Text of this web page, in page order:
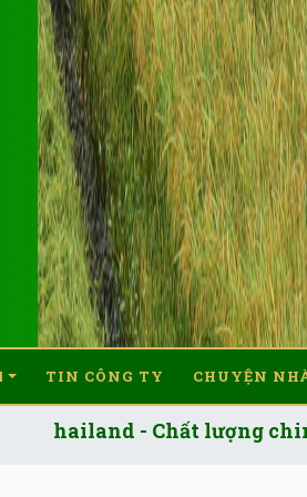
TIN CÔNG TY CHUYỆN
- Chất lượng chinh